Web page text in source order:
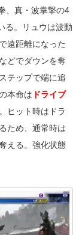
、真・波掌撃の4
る。リュウは波動
遠距離になった
どでダウンを奪
テップで端に追
本命は ドライブ
ヒット時はドラ
ため、通常時は
える。強化状態